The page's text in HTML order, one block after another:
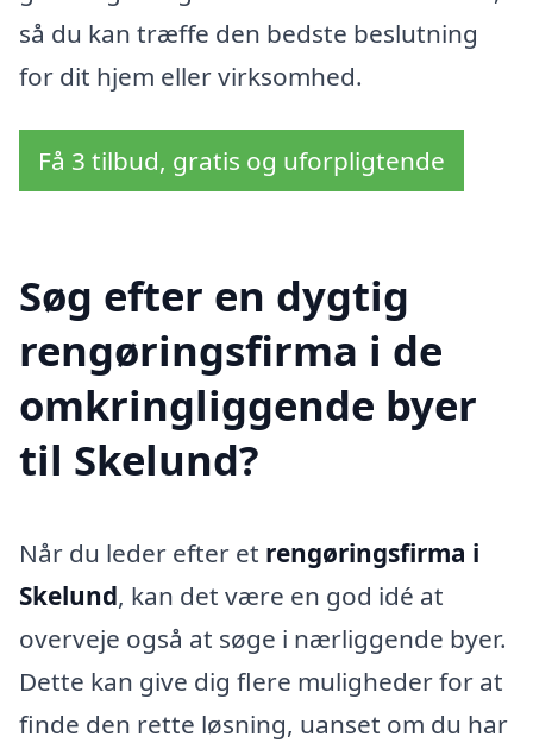
så du kan træffe den bedste beslutning
for dit hjem eller virksomhed.
Få 3 tilbud, gratis og uforpligtende
Søg efter en dygtig
rengøringsfirma i de
omkringliggende byer
til Skelund?
Når du leder efter et rengøringsfirma i
Skelund, kan det være en god idé at
overveje også at søge i nærliggende byer.
Dette kan give dig flere muligheder for at
finde den rette løsning, uanset om du har